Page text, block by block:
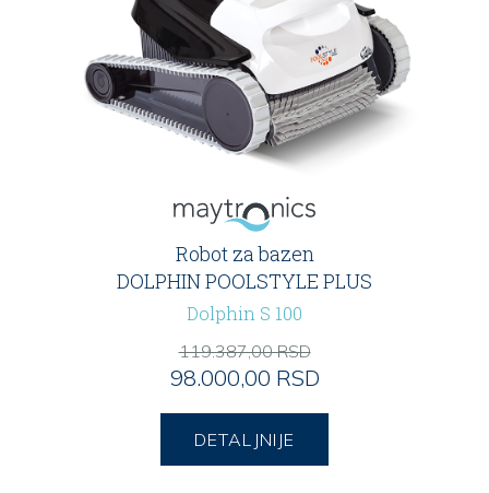
Robot za bazen
DOLPHIN POOLSTYLE PLUS
Dolphin S 100
119.387,00 RSD
98.000,00 RSD
DETALJNIJE